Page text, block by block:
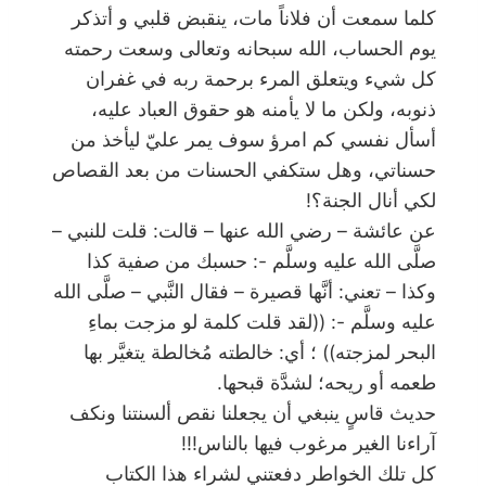
كلما سمعت أن فلاناً مات، ينقبض قلبي و أتذكر
يوم الحساب، الله سبحانه وتعالى وسعت رحمته
كل شيء ويتعلق المرء برحمة ربه في غفران
ذنوبه، ولكن ما لا يأمنه هو حقوق العباد عليه،
أسأل نفسي كم امرؤ سوف يمر عليّ ليأخذ من
حسناتي، وهل ستكفي الحسنات من بعد القصاص
لكي أنال الجنة؟!
عن عائشة – رضي الله عنها – قالت: قلت للنبي –
صلَّى الله عليه وسلَّم -: حسبك من صفية كذا
وكذا – تعني: أنَّها قصيرة – فقال النَّبي – صلَّى الله
عليه وسلَّم -: ((لقد قلت كلمة لو مزجت بماءِ
البحر لمزجته)) ؛ أي: خالطته مُخالطة يتغيَّر بها
طعمه أو ريحه؛ لشدَّة قبحها.
حديث قاسٍ ينبغي أن يجعلنا نقص ألسنتنا ونكف
آراءنا الغير مرغوب فيها بالناس!!!
كل تلك الخواطر دفعتني لشراء هذا الكتاب